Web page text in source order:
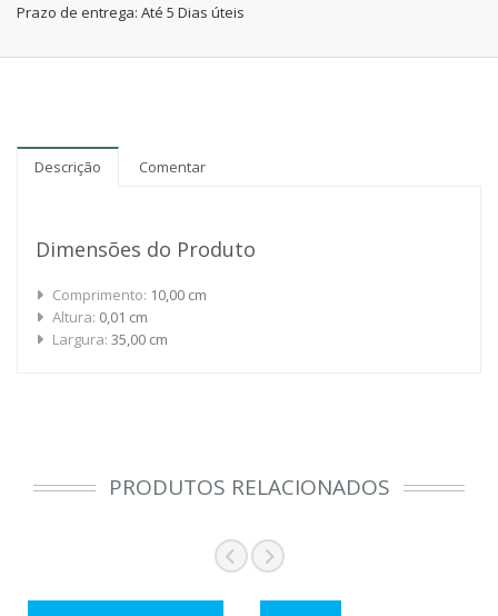
Prazo de entrega: Até 5 Dias úteis
Descrição Comentar
Dimensões do Produto
Comprimento: 10,00 cm
Altura: 0,01 cm
Largura: 35,00 cm
PRODUTOS RELACIONADOS